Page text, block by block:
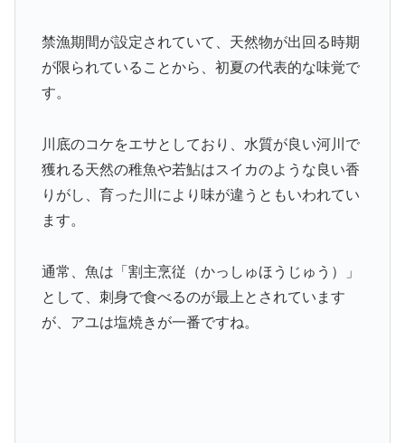
禁漁期間が設定されていて、天然物が出回る時期
が限られていることから、初夏の代表的な味覚で
す。
川底のコケをエサとしており、水質が良い河川で
獲れる天然の稚魚や若鮎はスイカのような良い香
りがし、育った川により味が違うともいわれてい
ます。
通常、魚は「割主烹従（かっしゅほうじゅう）」
として、刺身で食べるのが最上とされています
が、アユは塩焼きが一番ですね。